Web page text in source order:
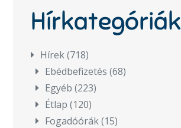
Hírkategóriák
Hírek(718)
Ebédbefizetés (68)
Egyéb (223)
Étlap (120)
Fogadóórák(15)